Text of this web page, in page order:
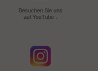
Besuchen Sie uns
auf YouTube .